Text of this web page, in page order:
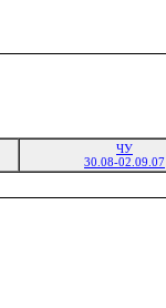
ЧУ
30.08-02.09.07